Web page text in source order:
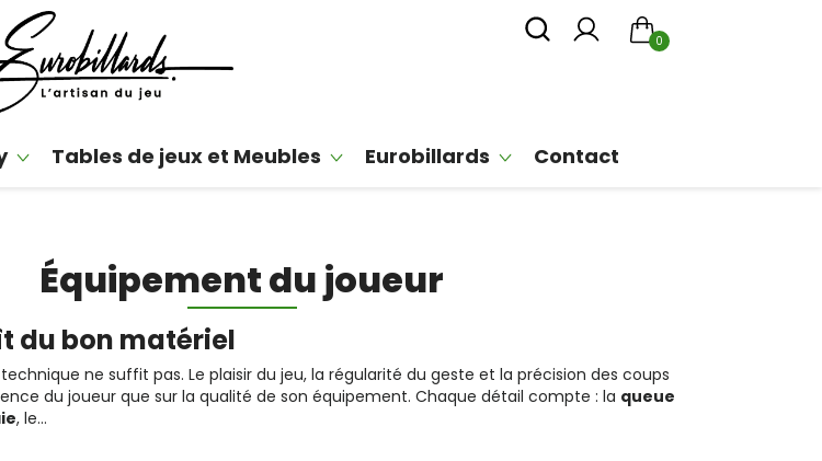
0
Tables de jeux et Meubles Eurobillards Contact
Équipement du joueur
du bon matériel
ne suffit pas. Le plaisir du jeu, la régularité du geste et la précision des coups
du joueur que sur la qualité de son équipement. Chaque détail compte : la queue
, le...